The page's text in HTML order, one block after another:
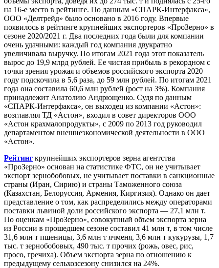
на 16-е место в рейтинге. По данным «СПАРК-Интерфакса»,
ООО «Делтрейд» было основано в 2016 году. Впервые
появилось в рейтинге крупнейших экспортеров «ПроЗерно» в
сезоне 2020/2021 г. Два последних года были для компании
очень удачными: каждый год компания двукратно
увеличивала выручку. По итогам 2021 года этот показатель
вырос до 19,9 млрд рублей. Ее чистая прибыль в рекордном с
точки зрения урожая и объемов российского экспорта 2020
году подскочила в 5,6 раза, до 59 млн рублей. По итогам 2021
года она составила 60,6 млн рублей (рост на 3%). Компания
принадлежит Анатолию Андрющенко. Судя по данным
«СПАРК-Интерфакса», он выходец из компании «Астон»:
возглавлял ТД «Астон», входил в совет директоров ООО
«Астон крахмалопродукты», с 2009 по 2013 год руководил
департаментом внешнеэкономической деятельности в ООО
«Астон».
Рейтинг крупнейших экспортеров зерна агентства
«ПроЗерно» основан на статистике ФТС, он не учитывает
экспорт зернобобовых, не учитывает поставки в санкционные
страны (Иран, Сирию) и страны Таможенного союза
(Казахстан, Белоруссия, Армения, Киргизия). Однако он дает
представление о том, как распределились между операторами
поставки львиной доли российского экспорта — 27,1 млн т.
По оценкам «ПроЗерно», совокупный объем экспорта зерна
из России в прошедшем сезоне составил 41 млн т, в том числе
31,6 млн т пшеницы, 3,6 млн т ячменя, 3,6 млн т кукурузы, 1,7
тыс. т зернобобовых, 490 тыс. т прочих (рожь, овес, рис,
просо, гречиха). Объем экспорта зерна по отношению к
предыдущему сельхозсезону снизился на 24%.